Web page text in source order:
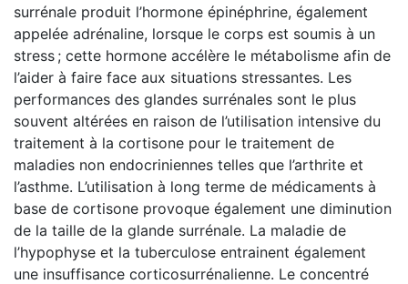
surrénale produit l’hormone épinéphrine, également
appelée adrénaline, lorsque le corps est soumis à un
stress ; cette hormone accélère le métabolisme afin de
l’aider à faire face aux situations stressantes. Les
performances des glandes surrénales sont le plus
souvent altérées en raison de l’utilisation intensive du
traitement à la cortisone pour le traitement de
maladies non endocriniennes telles que l’arthrite et
l’asthme. L’utilisation à long terme de médicaments à
base de cortisone provoque également une diminution
de la taille de la glande surrénale. La maladie de
l’hypophyse et la tuberculose entrainent également
une insuffisance corticosurrénalienne. Le concentré